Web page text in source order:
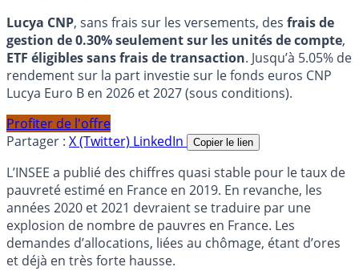
Lucya CNP, sans frais sur les versements, des frais de
gestion de 0.30% seulement sur les unités de compte,
ETF éligibles sans frais de transaction. Jusqu’à 5.05% de
rendement sur la part investie sur le fonds euros CNP
Lucya Euro B en 2026 et 2027 (sous conditions).
Profiter de l'offre
Partager : X (Twitter) LinkedIn Copier le lien
L’INSEE a publié des chiffres quasi stable pour le taux de
pauvreté estimé en France en 2019. En revanche, les
années 2020 et 2021 devraient se traduire par une
explosion de nombre de pauvres en France. Les
demandes d’allocations, liées au chômage, étant d’ores
et déjà en très forte hausse.